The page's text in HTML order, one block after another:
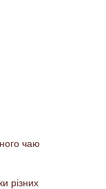
чаю
різних